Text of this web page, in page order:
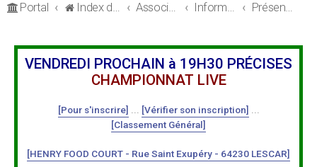
Portal Index du forum Association Paloise de Poker Informations Générales Présentation des Membres
VENDREDI PROCHAIN à 19H30 PRÉCISES
CHAMPIONNAT LIVE
[Pour s'inscrire] [Vérifier son inscription]
[Classement Général]
[HENRY FOOD COURT - Rue Saint Exupéry - 64230 LESCAR]